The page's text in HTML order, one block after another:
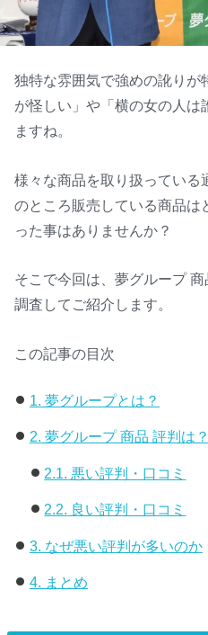
独特な雰囲気で強めの訛りが
が怪しい」や「横の女の人は
ますね。
様々な商品を取り扱っている
のところ販売している商品は
った事はありませんか？
そこで今回は、夢グループ
調査してご紹介します。
この記事の目次
1. 夢グループとは？
2. 夢グループ 商品 評判は？
2.1. 悪い評判・口コミ
2.2. 良い評判・口コミ
3. なぜ悪い評判が多いのか
4. まとめ